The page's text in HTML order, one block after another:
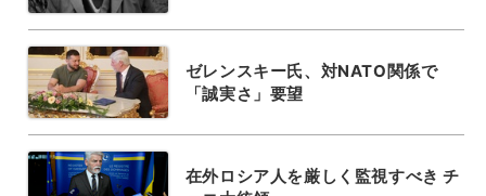
ゼレンスキー氏、対NATO関係で
「誠実さ」要望
在外ロシア人を厳しく監視すべき チ